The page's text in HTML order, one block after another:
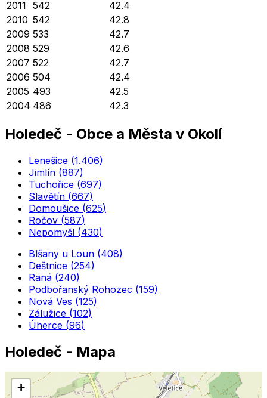
2011 542
42.4
2010 542
42.8
2009 533
42.7
2008 529
42.6
2007 522
42.7
2006 504
42.4
2005 493
42.5
2004 486 42.3
Holedeč - Obce a Města v Okolí
Lenešice (1.406)
Jimlín (887)
Tuchořice (697)
Slavětín (667)
Domoušice (625)
Ročov (587)
Nepomyšl (430)
Blšany u Loun (408)
Deštnice (254)
Raná (240)
Podbořanský Rohozec (159)
Nová Ves (125)
Zálužice (102)
Úherce (96)
Holedeč - Mapa
+